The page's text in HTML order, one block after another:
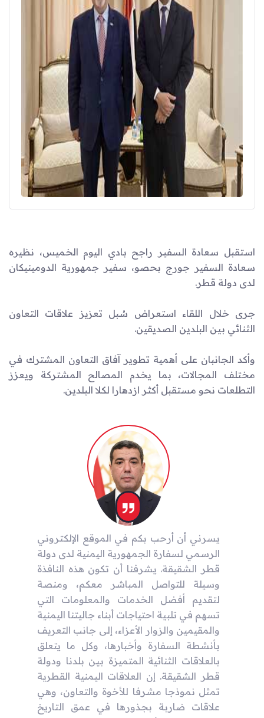
استقبل سعادة السفير راجح بادي اليوم الخميس، نظيره
سعادة السفير جورج بحصو، سفير جمهورية الدومينيكان
لدى دولة قطر.
جرى خلال اللقاء استعراض سُبل تعزيز علاقات التعاون
الثنائي بين البلدين الصديقين.
وأكد الجانبان على أهمية تطوير آفاق التعاون المشترك في
مختلف المجالات، بما يخدم المصالح المشتركة ويعزز
التطلعات نحو مستقبل أكثر ازدهارا لكلا البلدين.
يسرني أن أرحب بكم في الموقع الإلكتروني
الرسمي لسفارة الجمهورية اليمنية لدى دولة
قطر الشقيقة. يشرفنا أن تكون هذه النافذة
وسيلة للتواصل المباشر معكم، ومنصة
لتقديم أفضل الخدمات والمعلومات التي
تسهم في تلبية احتياجات أبناء جاليتنا اليمنية
والمقيمين والزوار الأعزاء، إلى جانب التعريف
بأنشطة السفارة وأخبارها، وكل ما يتعلق
بالعلاقات الثنائية المتميزة بين بلدنا ودولة
قطر الشقيقة. إن العلاقات اليمنية القطرية
تمثل نموذجا مشرفا للأخوة والتعاون، وهي
علاقات ضاربة بجذورها في عمق التاريخ